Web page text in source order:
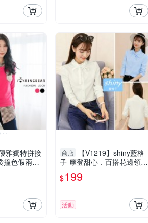
雅獨特拼接
撞色假兩件
5L)-X186
商店
【V1219】shiny藍格
子-摩登甜心．百搭花邊領綁
帶蝴蝶結長袖襯衫上衣
$199
活動